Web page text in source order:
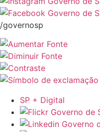
/governosp
SP + Digital